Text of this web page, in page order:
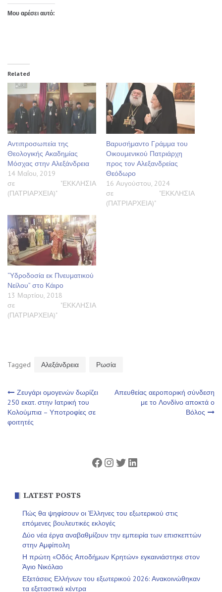
Μου αρέσει αυτό:
Related
Αντιπροσωπεία της
Θεολογικής Ακαδημίας
Μόσχας στην Αλεξάνδρεια
14 Μαΐου, 2019
σε "ΕΚΚΛΗΣΙΑ
(ΠΑΤΡΙΑΡΧΕΙΑ)"
Βαρυσήμαντο Γράμμα του
Οικουμενικού Πατριάρχη
προς τον Αλεξανδρείας
Θεόδωρο
16 Αυγούστου, 2024
σε "ΕΚΚΛΗΣΙΑ
(ΠΑΤΡΙΑΡΧΕΙΑ)"
“Υδροδοσία εκ Πνευματικού
Νείλου” στο Κάιρο
13 Μαρτίου, 2018
σε "ΕΚΚΛΗΣΙΑ
(ΠΑΤΡΙΑΡΧΕΙΑ)"
Tagged Αλεξάνδρεια Ρωσία
Πλοήγηση
άρθρων
Ζευγάρι ομογενών δωρίζει
250 εκατ. στην Ιατρική του
Κολούμπια – Υποτροφίες σε
φοιτητές
Απευθείας αεροπορική σύνδεση
με το Λονδίνο αποκτά ο
Βόλος
Facebook
Instagram
Twitter
Linkedin
LATEST POSTS
Πώς θα ψηφίσουν οι Έλληνες του εξωτερικού στις
επόμενες βουλευτικές εκλογές
Δύο νέα έργα αναβαθμίζουν την εμπειρία των επισκεπτών
στην Αμφίπολη
Η πρώτη «Οδός Αποδήμων Κρητών» εγκαινιάστηκε στον
Άγιο Νικόλαο
Εξετάσεις Ελλήνων του εξωτερικού 2026: Ανακοινώθηκαν
τα εξεταστικά κέντρα